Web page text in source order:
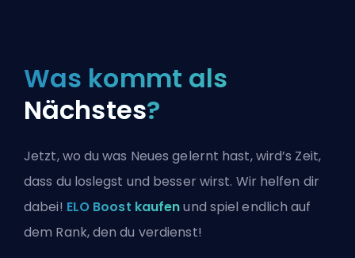
Was kommt als
Nächstes?
Jetzt, wo du was Neues gelernt hast, wird’s Zeit,
dass du loslegst und besser wirst. Wir helfen dir
dabei! ELO Boost kaufenund spiel endlich auf
dem Rank, den du verdienst!